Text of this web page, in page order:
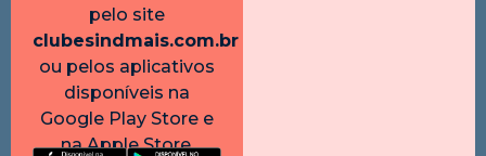
pelo site
clubesindmais.com.br
ou pelos aplicativos
disponíveis na
Google Play Store e
na Apple Store.